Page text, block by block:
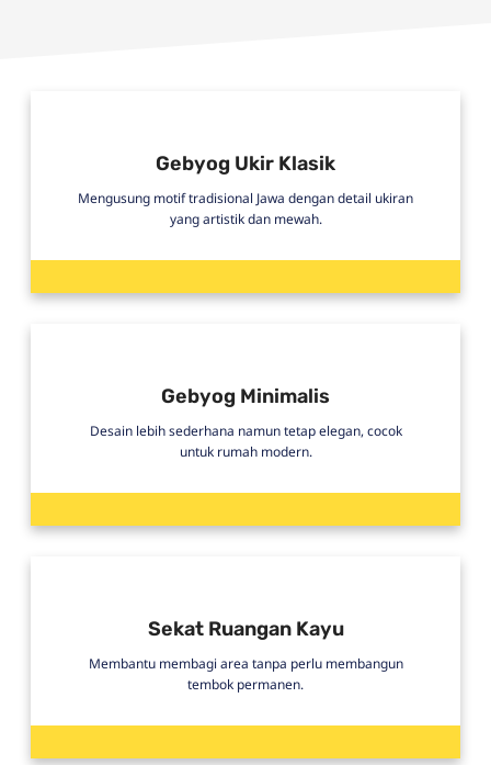
Gebyog Ukir Klasik
Mengusung motif tradisional Jawa dengan detail ukiran
yang artistik dan mewah.
Gebyog Minimalis
Desain lebih sederhana namun tetap elegan, cocok
untuk rumah modern.
Sekat Ruangan Kayu
Membantu membagi area tanpa perlu membangun
tembok permanen.